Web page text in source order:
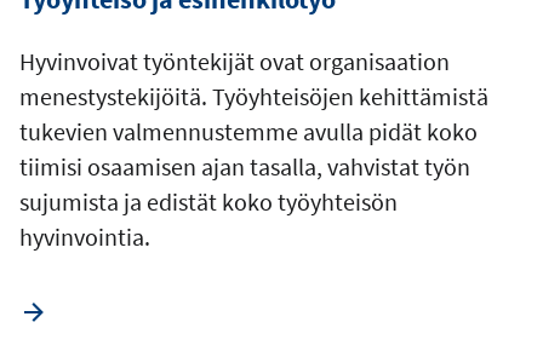
Hyvinvoivat työntekijät ovat organisaation
menestystekijöitä. Työyhteisöjen kehittämistä
tukevien valmennustemme avulla pidät koko
tiimisi osaamisen ajan tasalla, vahvistat työn
sujumista ja edistät koko työyhteisön
hyvinvointia.